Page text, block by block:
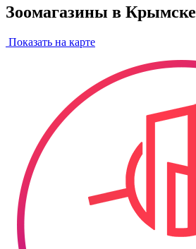
Зоомагазины в Крымске
Показать на карте